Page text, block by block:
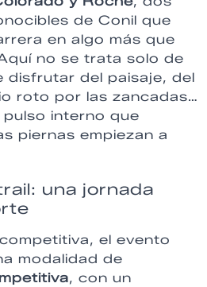
de Conil que
en algo más que
no se trata solo de
disfrutar del paisaje, del
roto por las zancadas…
interno que
piernas empiezan a
una jornada
el evento
modalidad de
, con un